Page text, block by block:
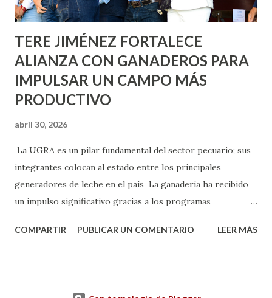
Norias de Paso Hondo y en los edificios de...
TERE JIMÉNEZ FORTALECE
ALIANZA CON GANADEROS PARA
IMPULSAR UN CAMPO MÁS
PRODUCTIVO
abril 30, 2026
La UGRA es un pilar fundamental del sector pecuario; sus
integrantes colocan al estado entre los principales
generadores de leche en el país La ganadería ha recibido
un impulso significativo gracias a los programas
muestra de su respaldo firme y decidido al campo, la
COMPARTIR PUBLICAR UN COMENTARIO LEER MÁS